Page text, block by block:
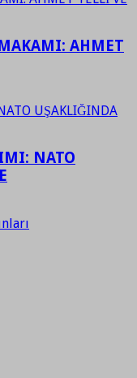
AHMET
NATO